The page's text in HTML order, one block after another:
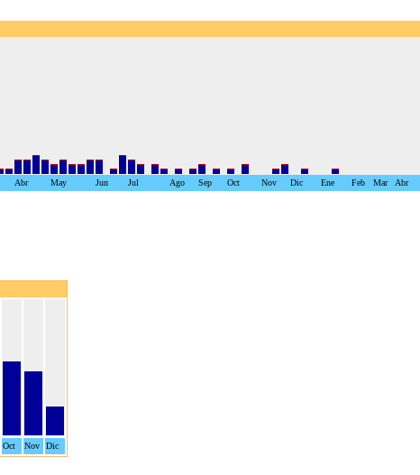
Abr May Jun Jul Ago Sep Oct Nov Dic Ene Feb Mar
Abr
Oct Nov Dic